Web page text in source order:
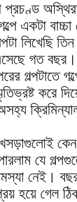
একটা
লিখেছি
গত বছর।
গল্পটাতে
করে
কেন
যে
নেই।
হয়ে গেল